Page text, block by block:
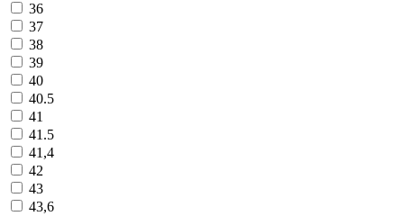
36
37
38
39
40
40.5
41
41.5
41,4
42
43
43,6